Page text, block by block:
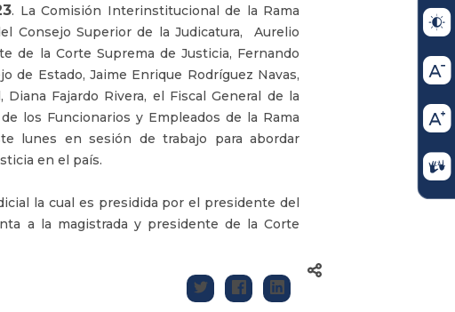
. La Comisión Interinstitucional de la Rama
Consejo Superior de la Judicatura, Aurelio
de la Corte Suprema de Justicia, Fernando
de Estado, Jaime Enrique Rodríguez Navas,
Fajardo Rivera, el Fiscal General de la
los Funcionarios y Empleados de la Rama
lunes en sesión de trabajo para abordar
en el país.
la cual es presidida por el presidente del
a la magistrada y presidente de la Corte